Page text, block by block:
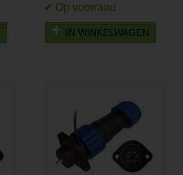
IN WINKELWAGEN